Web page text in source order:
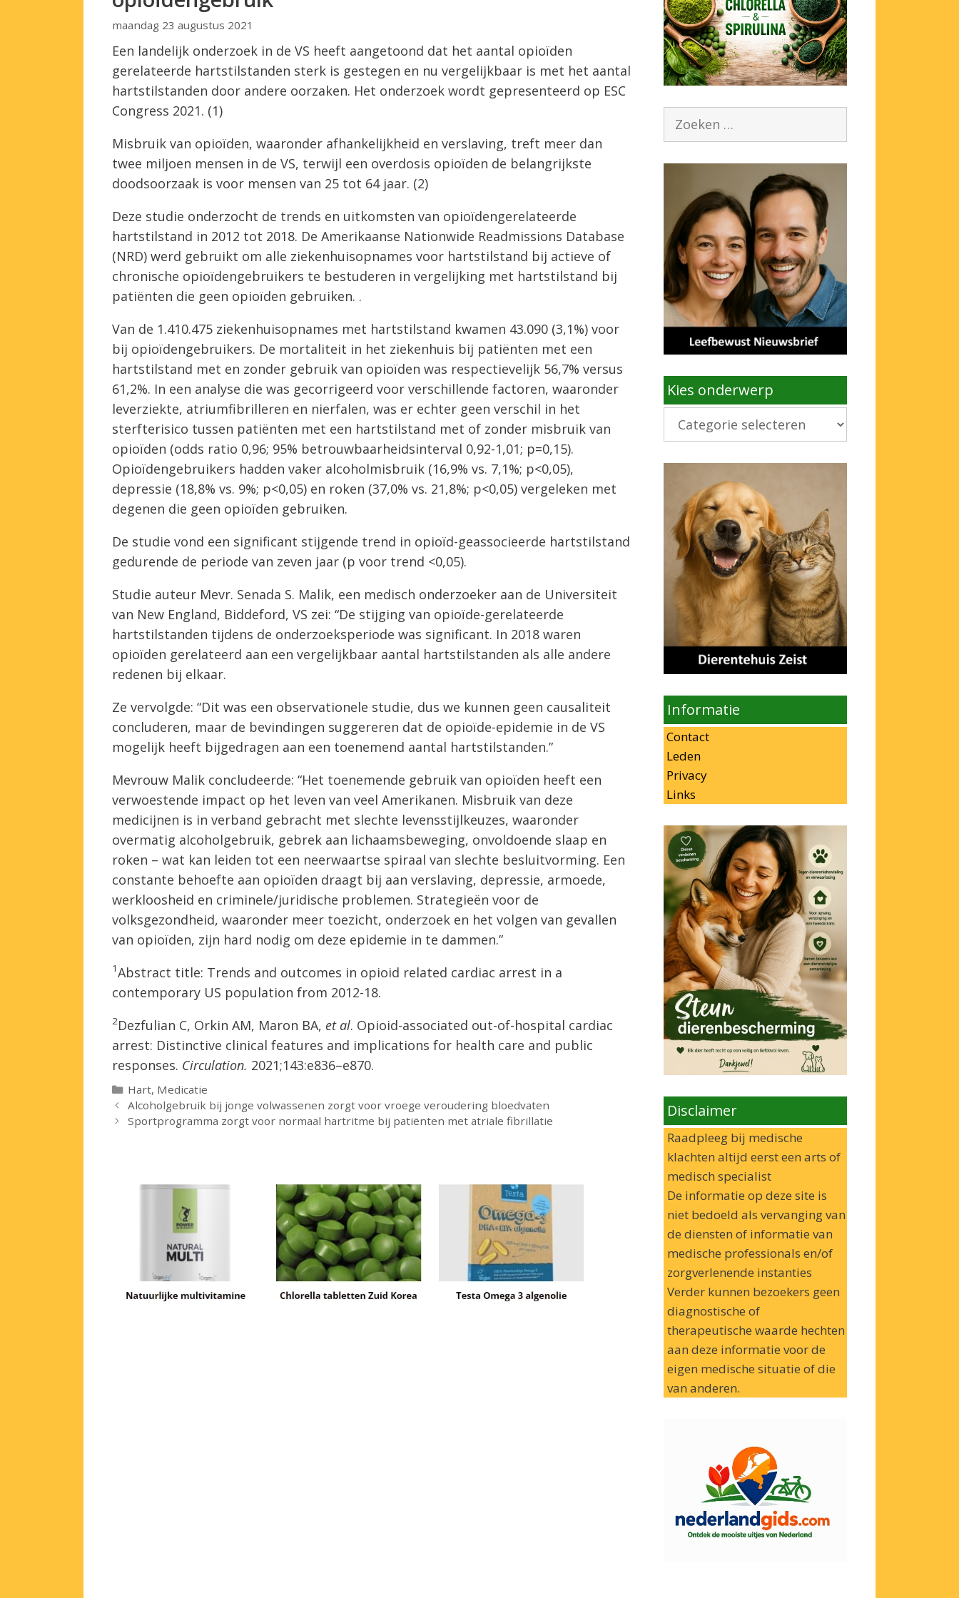
maandag 23 augustus 2021
Een landelijk onderzoek in de VS heeft aangetoond dat het aantal opioïden
gerelateerde hartstilstanden sterk is gestegen en nu vergelijkbaar is met het aantal
hartstilstanden door andere oorzaken. Het onderzoek wordt gepresenteerd op ESC
Congress 2021. (1)
Misbruik van opioïden, waaronder afhankelijkheid en verslaving, treft meer dan
twee miljoen mensen in de VS, terwijl een overdosis opioïden de belangrijkste
doodsoorzaak is voor mensen van 25 tot 64 jaar. (2)
Deze studie onderzocht de trends en uitkomsten van opioïdengerelateerde
hartstilstand in 2012 tot 2018. De Amerikaanse Nationwide Readmissions Database
(NRD) werd gebruikt om alle ziekenhuisopnames voor hartstilstand bij actieve of
chronische opioïdengebruikers te bestuderen in vergelijking met hartstilstand bij
patiënten die geen opioïden gebruiken. .
Van de 1.410.475 ziekenhuisopnames met hartstilstand kwamen 43.090 (3,1%) voor
bij opioïdengebruikers. De mortaliteit in het ziekenhuis bij patiënten met een
hartstilstand met en zonder gebruik van opioïden was respectievelijk 56,7% versus
61,2%. In een analyse die was gecorrigeerd voor verschillende factoren, waaronder
leverziekte, atriumfibrilleren en nierfalen, was er echter geen verschil in het
sterfterisico tussen patiënten met een hartstilstand met of zonder misbruik van
opioïden (odds ratio 0,96; 95% betrouwbaarheidsinterval 0,92-1,01; p=0,15).
Opioïdengebruikers hadden vaker alcoholmisbruik (16,9% vs. 7,1%; p<0,05),
depressie (18,8% vs. 9%; p<0,05) en roken (37,0% vs. 21,8%; p<0,05) vergeleken met
degenen die geen opioïden gebruiken.
De studie vond een significant stijgende trend in opioïd-geassocieerde hartstilstand
gedurende de periode van zeven jaar (p voor trend <0,05).
Studie auteur Mevr. Senada S. Malik, een medisch onderzoeker aan de Universiteit
van New England, Biddeford, VS zei: “De stijging van opioïde-gerelateerde
hartstilstanden tijdens de onderzoeksperiode was significant. In 2018 waren
opioïden gerelateerd aan een vergelijkbaar aantal hartstilstanden als alle andere
redenen bij elkaar.
Ze vervolgde: “Dit was een observationele studie, dus we kunnen geen causaliteit
concluderen, maar de bevindingen suggereren dat de opioïde-epidemie in de VS
mogelijk heeft bijgedragen aan een toenemend aantal hartstilstanden.”
Mevrouw Malik concludeerde: “Het toenemende gebruik van opioïden heeft een
verwoestende impact op het leven van veel Amerikanen. Misbruik van deze
medicijnen is in verband gebracht met slechte levensstijlkeuzes, waaronder
overmatig alcoholgebruik, gebrek aan lichaamsbeweging, onvoldoende slaap en
roken – wat kan leiden tot een neerwaartse spiraal van slechte besluitvorming. Een
constante behoefte aan opioïden draagt ​​bij aan verslaving, depressie, armoede,
werkloosheid en criminele/juridische problemen. Strategieën voor de
volksgezondheid, waaronder meer toezicht, onderzoek en het volgen van gevallen
van opioïden, zijn hard nodig om deze epidemie in te dammen.”
1Abstract title: Trends and outcomes in opioid related cardiac arrest in a
contemporary US population from 2012-18.
2Dezfulian C, Orkin AM, Maron BA, et al. Opioid-associated out-of-hospital cardiac
arrest: Distinctive clinical features and implications for health care and public
responses. Circulation. 2021;143:e836–e870.
Categorieën
Hart, Medicatie
Alcoholgebruik bij jonge volwassenen zorgt voor vroege veroudering bloedvaten
Sportprogramma zorgt voor normaal hartritme bij patiënten met atriale fibrillatie
Zoek
Kies onderwerp
Kies
onderwerp
Informatie
Contact
Leden
Privacy
Links
Disclaimer
Raadpleeg bij medische
klachten altijd eerst een arts of
medisch specialist
De informatie op deze site is
niet bedoeld als vervanging van
de diensten of informatie van
medische professionals en/of
zorgverlenende instanties
Verder kunnen bezoekers geen
diagnostische of
therapeutische waarde hechten
aan deze informatie voor de
eigen medische situatie of die
van anderen.